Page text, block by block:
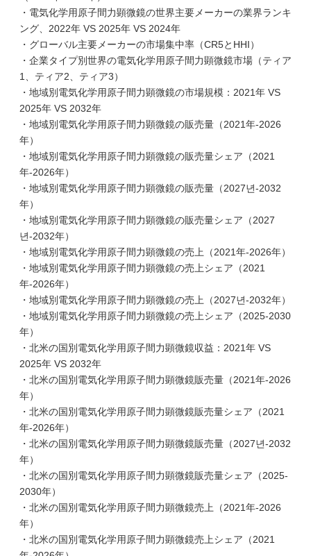
・電気化学用原子間力顕微鏡の世界主要メーカーの業界ランキ
ング、2022年 VS 2025年 VS 2024年
・グローバル主要メーカーの市場集中率（CR5とHHI）
・企業タイプ別世界の電気化学用原子間力顕微鏡市場（ティア
1、ティア2、ティア3）
・地域別電気化学用原子間力顕微鏡の市場規模：2021年 VS
2025年 VS 2032年
・地域別電気化学用原子間力顕微鏡の販売量（2021年-2026
年）
・地域別電気化学用原子間力顕微鏡の販売量シェア（2021
年-2026年）
・地域別電気化学用原子間力顕微鏡の販売量（2027년-2032
年）
・地域別電気化学用原子間力顕微鏡の販売量シェア（2027
년-2032年）
・地域別電気化学用原子間力顕微鏡の売上（2021年-2026年）
・地域別電気化学用原子間力顕微鏡の売上シェア（2021
年-2026年）
・地域別電気化学用原子間力顕微鏡の売上（2027년-2032年）
・地域別電気化学用原子間力顕微鏡の売上シェア（2025-2030
年）
・北米の国別電気化学用原子間力顕微鏡収益：2021年 VS
2025年 VS 2032年
・北米の国別電気化学用原子間力顕微鏡販売量（2021年-2026
年）
・北米の国別電気化学用原子間力顕微鏡販売量シェア（2021
年-2026年）
・北米の国別電気化学用原子間力顕微鏡販売量（2027년-2032
年）
・北米の国別電気化学用原子間力顕微鏡販売量シェア（2025-
2030年）
・北米の国別電気化学用原子間力顕微鏡売上（2021年-2026
年）
・北米の国別電気化学用原子間力顕微鏡売上シェア（2021